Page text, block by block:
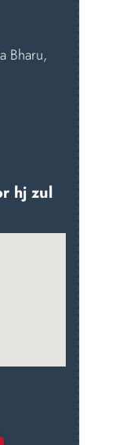
Bharu,
hj zul